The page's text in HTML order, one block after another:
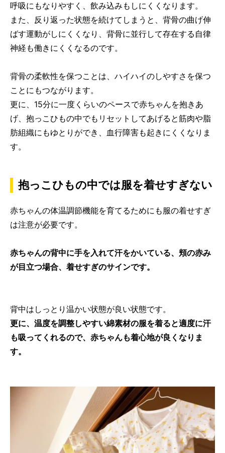
呼吸にもなりやすく、飲み込みもしにくくなります。
また、反り返った状態を続けてしまうと、背骨の曲げ伸
ばす運動がしにくくなり、背骨に並行して存在する自律
神経も働きにくくなるのです。
背骨の柔軟性を保つことは、ハイハイのしやすさを保つ
ことにもつながります。
更に、15分に一度くらいのペースで赤ちゃんを抱きあ
げ、抱っこひもの中でもリセットしてあげると筋肉や脂
肪組織にもゆとりができ、血行障害も起きにくくなりま
す。
抱っこひもの中では服を着せすぎない
赤ちゃんの体温調節機能を育てるためにも服の着せすぎ
は注意が必要です。
赤ちゃんの背中に手を入れて汗をかいている、頬の赤み
が目立つ場合、着せすぎのサインです。
背中はしっとり温かい状態が良い状態です。
更に、温度を調整しやすい綿素材の服を着ると適度に汗
も吸ってくれるので、赤ちゃんも着心地が良くなりま
す。